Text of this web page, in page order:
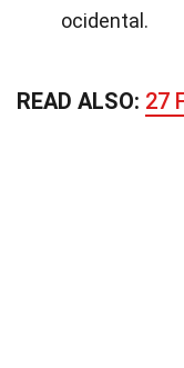
ocidental.
READ ALSO: 27